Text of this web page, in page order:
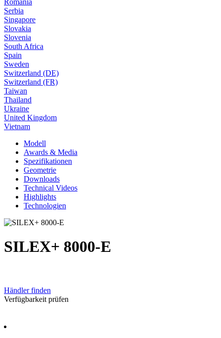
Serbia
Singapore
Slovakia
Slovenia
South Africa
Spain
Sweden
Switzerland (DE)
Switzerland (FR)
Taiwan
Thailand
Ukraine
United Kingdom
Vietnam
Modell
Awards & Media
Spezifikationen
Geometrie
Downloads
Technical Videos
Highlights
Technologien
SILEX+ 8000-E
Händler finden
Verfügbarkeit prüfen